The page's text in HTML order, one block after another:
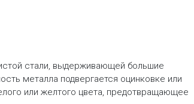
стали, выдерживающей большие
металла подвергается оцинковке или
или желтого цвета, предотвращающее